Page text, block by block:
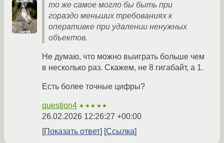
то же самое могло бы быть при
гораздо меньших требованиях к
оперативке при удалении ненужных
объектов.
Не думаю, что можно выиграть больше чем
в несколько раз. Скажем, не 8 гигабайт, а 1.
Есть более точные цифры?
question4 ★★★★★
26.02.2026 12:26:27 +00:00
Показать ответ
Ссылка